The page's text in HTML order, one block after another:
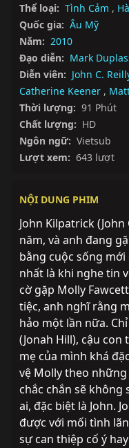
Thể loại: Tình Cảm ,
Quốc gia: Âu Mỹ
Năm: 2010
Đạo diễn: Mark
Diễn viên: John C.
Catherine Keener ,
Thời lượng: 91 Phút
Chất lượng: HD
Ngôn ngữ: Vietsub
Lượt xem: 643 lượt
NỘI DUNG PHIM
John Kilpatrick
năm, và anh đang
bằng cuộc sống mới
nhất là khi nghe tin
cờ gặp Molly
tiệc, anh nghĩ rằng
hảo một lần nữa.
(Jonah Hill), cậu con
mẹ của mình khá
vệ Molly theo
chắc chắn sẽ không
ai, đặc biệt là John.
được với mối tình
sự can thiệp cố ý